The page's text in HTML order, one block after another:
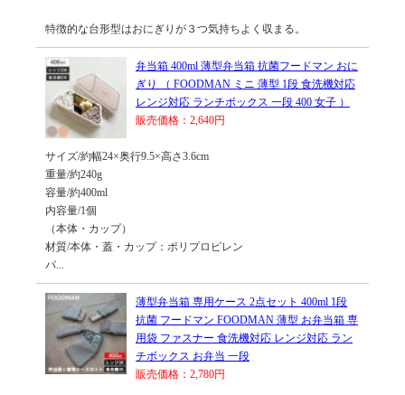
特徴的な台形型はおにぎりが３つ気持ちよく収まる。
弁当箱 400ml 薄型弁当箱 抗菌フードマン おに
ぎり （ FOODMAN ミニ 薄型 1段 食洗機対応
レンジ対応 ランチボックス 一段 400 女子 ）
販売価格：2,640円
サイズ/約幅24×奥行9.5×高さ3.6cm
重量/約240g
容量/約400ml
内容量/1個
（本体・カップ）
材質/本体・蓋・カップ：ポリプロピレン
パ...
薄型弁当箱 専用ケース 2点セット 400ml 1段
抗菌 フードマン FOODMAN 薄型 お弁当箱 専
用袋 ファスナー 食洗機対応 レンジ対応 ラン
チボックス お弁当 一段
販売価格：2,780円